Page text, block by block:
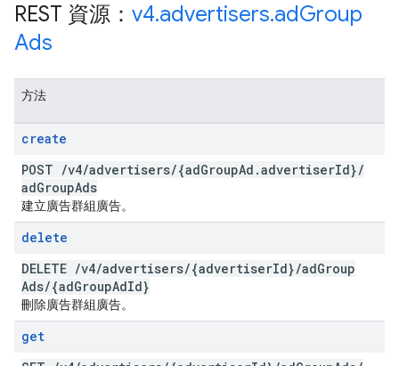
REST 資源： v4.advertisers.adGroup
Ads
方法
create
POST /v4/advertisers/{adGroupAd .advertiserId}/
adGroupAds
建立廣告群組廣告。
delete
DELETE /v4/advertisers/{advertiserId}/adGroup
Ads/{adGroupAdId}
刪除廣告群組廣告。
get